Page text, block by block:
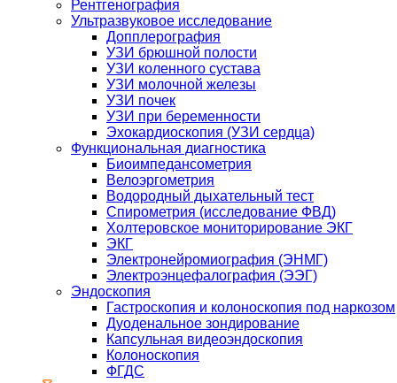
Рентгенография
Ультразвуковое исследование
Допплерография
УЗИ брюшной полости
УЗИ коленного сустава
УЗИ молочной железы
УЗИ почек
УЗИ при беременности
Эхокардиоскопия (УЗИ сердца)
Функциональная диагностика
Биоимпедансометрия
Велоэргометрия
Водородный дыхательный тест
Спирометрия (исследование ФВД)
Холтеровское мониторирование ЭКГ
ЭКГ
Электронейромиография (ЭНМГ)
Электроэнцефалография (ЭЭГ)
Эндоскопия
Гастроскопия и колоноскопия под наркозом
Дуоденальное зондирование
Капсульная видеоэндоскопия
Колоноскопия
ФГДС